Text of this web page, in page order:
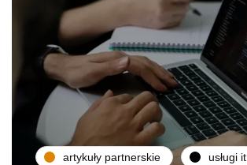
artykuły partnerskie usługi it